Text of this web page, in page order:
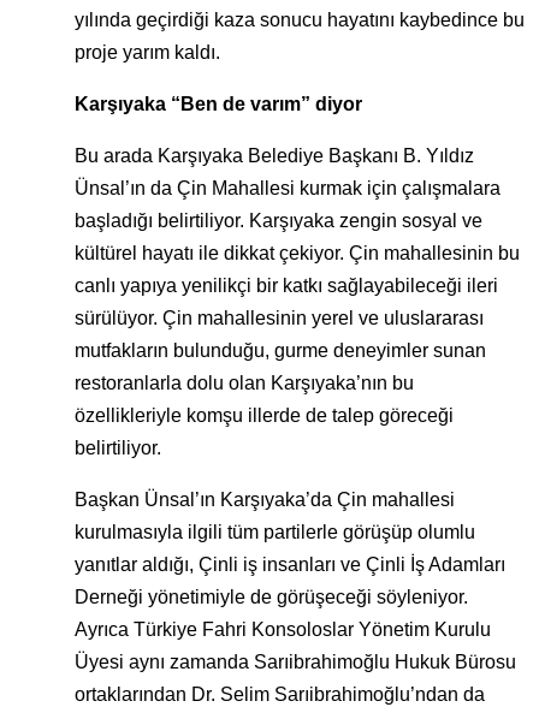
yılında geçirdiği kaza sonucu hayatını kaybedince bu
proje yarım kaldı.
Karşıyaka “Ben de varım” diyor
Bu arada Karşıyaka Belediye Başkanı B. Yıldız
Ünsal’ın da Çin Mahallesi kurmak için çalışmalara
başladığı belirtiliyor. Karşıyaka zengin sosyal ve
kültürel hayatı ile dikkat çekiyor. Çin mahallesinin bu
canlı yapıya yenilikçi bir katkı sağlayabileceği ileri
sürülüyor. Çin mahallesinin yerel ve uluslararası
mutfakların bulunduğu, gurme deneyimler sunan
restoranlarla dolu olan Karşıyaka’nın bu
özellikleriyle komşu illerde de talep göreceği
belirtiliyor.
Başkan Ünsal’ın Karşıyaka’da Çin mahallesi
kurulmasıyla ilgili tüm partilerle görüşüp olumlu
yanıtlar aldığı, Çinli iş insanları ve Çinli İş Adamları
Derneği yönetimiyle de görüşeceği söyleniyor.
Ayrıca Türkiye Fahri Konsoloslar Yönetim Kurulu
Üyesi aynı zamanda Sarıibrahimoğlu Hukuk Bürosu
ortaklarından Dr. Selim Sarıibrahimoğlu’ndan da